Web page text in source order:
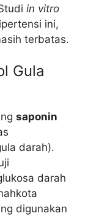
in vitro
ini,
terbatas.
Gula
saponin
darah).
darah
digunakan